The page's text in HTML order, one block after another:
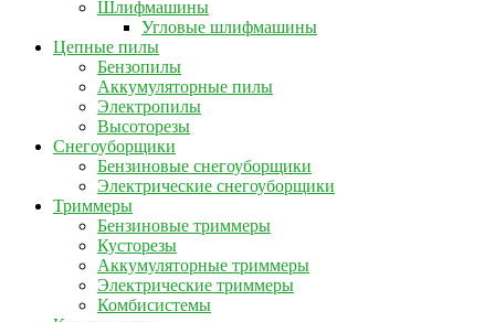
Шлифмашины
Угловые шлифмашины
Цепные пилы
Бензопилы
Аккумуляторные пилы
Электропилы
Высоторезы
Снегоуборщики
Бензиновые снегоуборщики
Электрические снегоуборщики
Триммеры
Бензиновые триммеры
Кусторезы
Аккумуляторные триммеры
Электрические триммеры
Комбисистемы